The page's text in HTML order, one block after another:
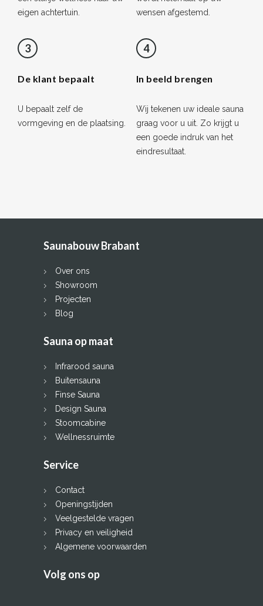
eigen achtertuin.
wensen afgestemd.
3
De klant bepaalt
U bepaalt zelf de
vormgeving en de plaatsing.
4
In beeld brengen
Wij tekenen uw ideale sauna
graag voor u uit. Zo krijgt u
een goede indruk van het
eindresultaat.
Saunabouw Brabant
Over ons
Showroom
Projecten
Blog
Sauna op maat
Infrarood sauna
Buitensauna
Finse Sauna
Design Sauna
Stoomcabine
Wellnessruimte
Service
Contact
Openingstijden
Veelgestelde vragen
Privacy en veiligheid
Algemene voorwaarden
Volg ons op